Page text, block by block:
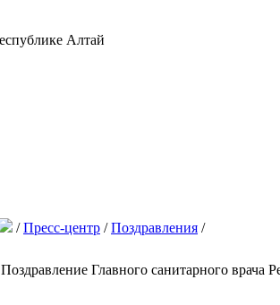
/Пресс-центр /Поздравления /
Поздравление Главного санитарного врача